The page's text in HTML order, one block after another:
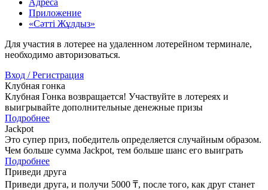
Адреса
Приложение
«Сәтті Жұлдыз»
Для участия в лотерее на удаленном лотерейном терминале,
необходимо авторизоваться.
Вход / Регистрация
Клубная гонка
Клубная Гонка возвращается! Участвуйте в лотереях и
выигрывайте дополнительные денежные призы
Подробнее
Jackpot
Это супер приз, победитель определяется случайным образом.
Чем больше сумма Jackpot, тем больше шанс его выиграть
Подробнее
Приведи друга
Приведи друга, и получи 5000 ₸, после того, как друг станет